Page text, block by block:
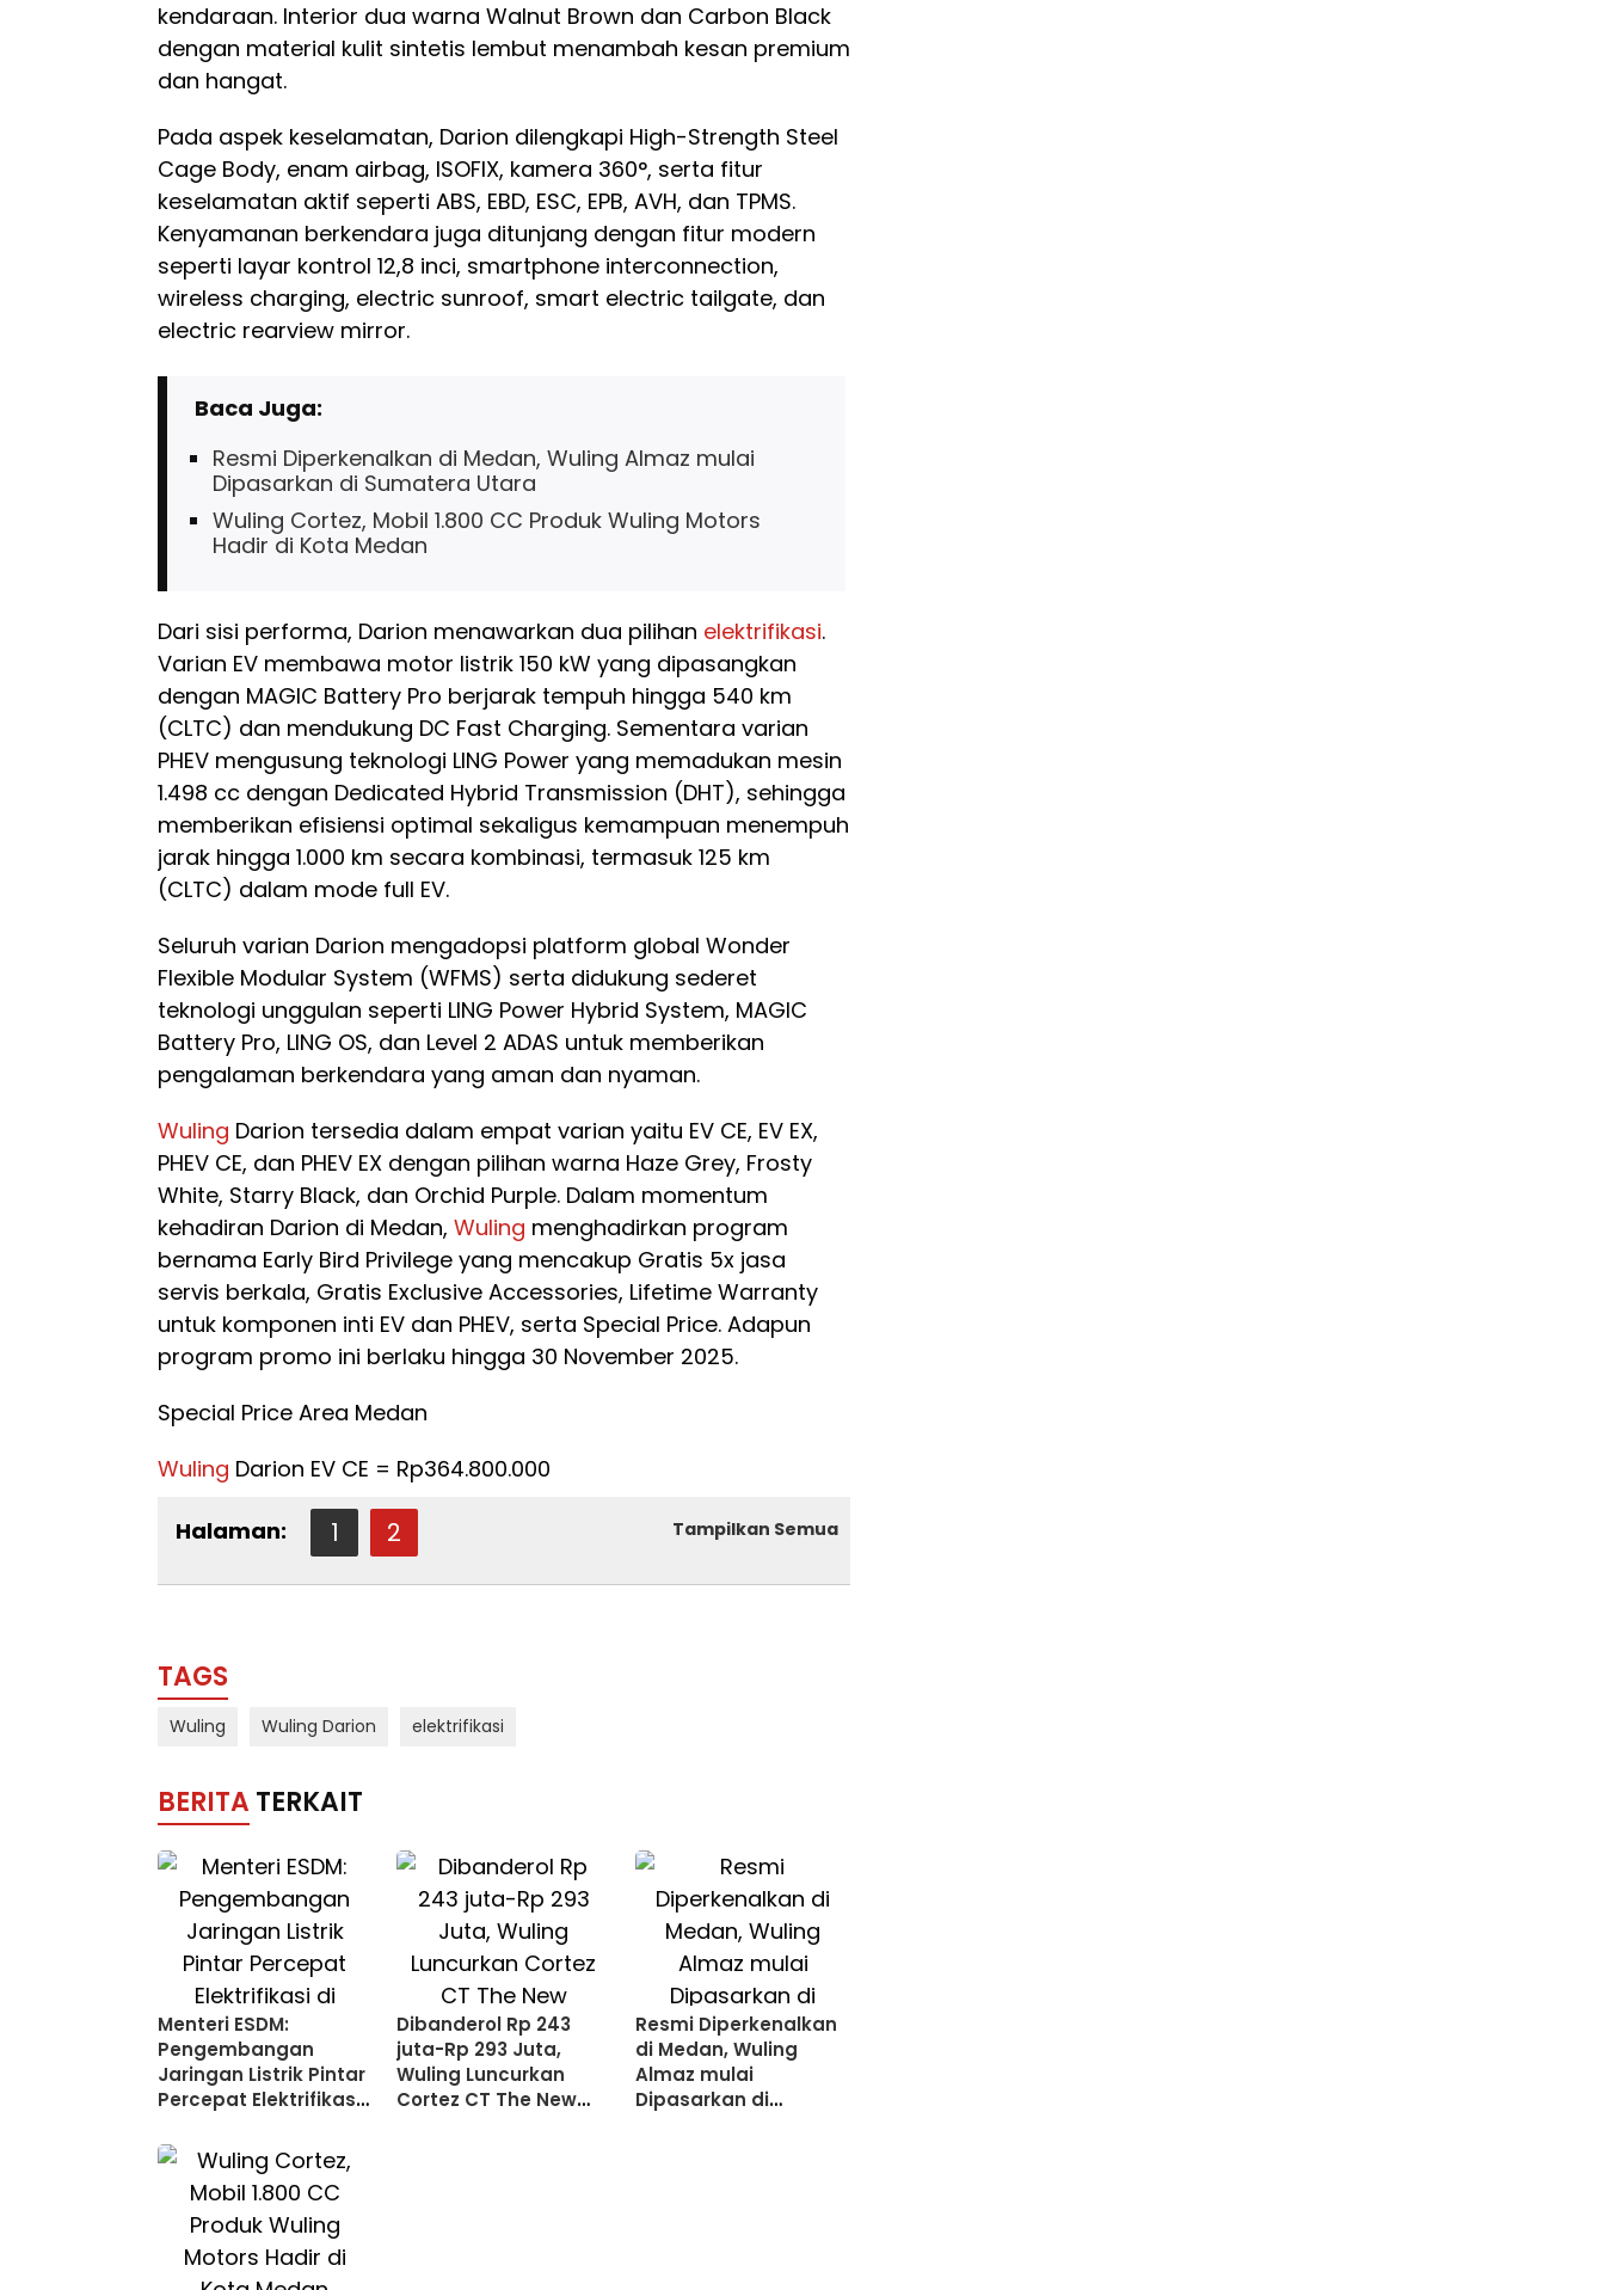
kendaraan. Interior dua warna Walnut Brown dan Carbon Black
dengan material kulit sintetis lembut menambah kesan premium
dan hangat.
Pada aspek keselamatan, Darion dilengkapi High-Strength Steel
Cage Body, enam airbag, ISOFIX, kamera 360°, serta fitur
keselamatan aktif seperti ABS, EBD, ESC, EPB, AVH, dan TPMS.
Kenyamanan berkendara juga ditunjang dengan fitur modern
seperti layar kontrol 12,8 inci, smartphone interconnection,
wireless charging, electric sunroof, smart electric tailgate, dan
electric rearview mirror.
Baca Juga:
Resmi Diperkenalkan di Medan, Wuling Almaz mulai
Dipasarkan di Sumatera Utara
Wuling Cortez, Mobil 1.800 CC Produk Wuling Motors
Hadir di Kota Medan
Dari sisi performa, Darion menawarkan dua pilihan elektrifikasi.
Varian EV membawa motor listrik 150 kW yang dipasangkan
dengan MAGIC Battery Pro berjarak tempuh hingga 540 km
(CLTC) dan mendukung DC Fast Charging. Sementara varian
PHEV mengusung teknologi LING Power yang memadukan mesin
1.498 cc dengan Dedicated Hybrid Transmission (DHT), sehingga
memberikan efisiensi optimal sekaligus kemampuan menempuh
jarak hingga 1.000 km secara kombinasi, termasuk 125 km
(CLTC) dalam mode full EV.
Seluruh varian Darion mengadopsi platform global Wonder
Flexible Modular System (WFMS) serta didukung sederet
teknologi unggulan seperti LING Power Hybrid System, MAGIC
Battery Pro, LING OS, dan Level 2 ADAS untuk memberikan
pengalaman berkendara yang aman dan nyaman.
Wuling Darion tersedia dalam empat varian yaitu EV CE, EV EX,
PHEV CE, dan PHEV EX dengan pilihan warna Haze Grey, Frosty
White, Starry Black, dan Orchid Purple. Dalam momentum
kehadiran Darion di Medan, Wuling menghadirkan program
bernama Early Bird Privilege yang mencakup Gratis 5x jasa
servis berkala, Gratis Exclusive Accessories, Lifetime Warranty
untuk komponen inti EV dan PHEV, serta Special Price. Adapun
program promo ini berlaku hingga 30 November 2025.
Special Price Area Medan
Wuling Darion EV CE = Rp364.800.000
Halaman: 1 2 Tampilkan Semua
TAGS
Wuling Wuling Darion elektrifikasi
BERITA TERKAIT
Menteri ESDM:
Pengembangan
Jaringan Listrik Pintar
Percepat Elektrifikasi
Dibanderol Rp 243
juta-Rp 293 Juta,
Wuling Luncurkan
Cortez CT The New
Resmi Diperkenalkan
di Medan, Wuling
Almaz mulai
Dipasarkan di